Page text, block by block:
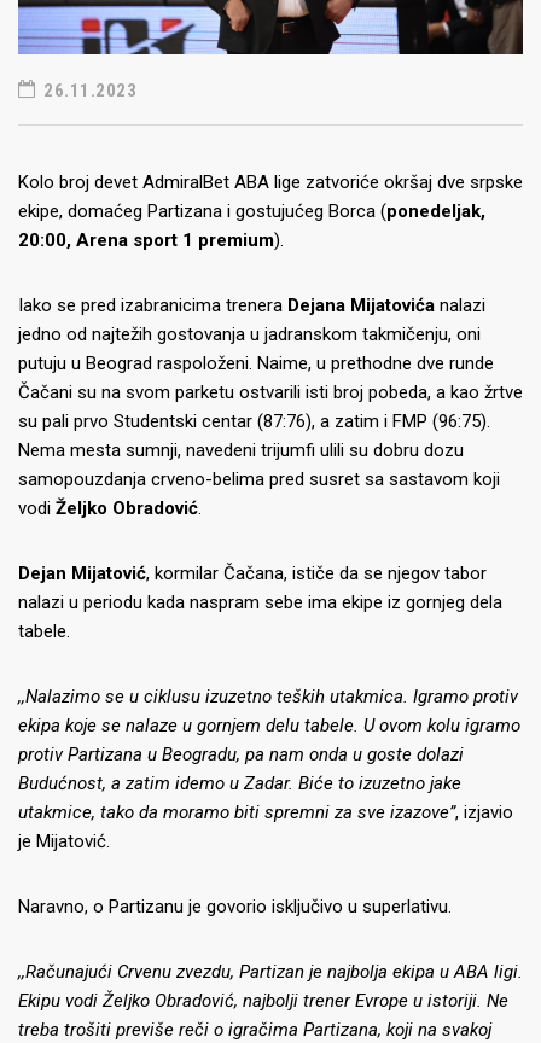
26.11.2023
Kolo broj devet AdmiralBet ABA lige zatvoriće okršaj dve srpske
ekipe, domaćeg Partizana i gostujućeg Borca (ponedeljak,
20:00, Arena sport 1 premium).
Iako se pred izabranicima trenera Dejana Mijatovića nalazi
jedno od najtežih gostovanja u jadranskom takmičenju, oni
putuju u Beograd raspoloženi. Naime, u prethodne dve runde
Čačani su na svom parketu ostvarili isti broj pobeda, a kao žrtve
su pali prvo Studentski centar (87:76), a zatim i FMP (96:75).
Nema mesta sumnji, navedeni trijumfi ulili su dobru dozu
samopouzdanja crveno-belima pred susret sa sastavom koji
vodi Željko Obradović.
Dejan Mijatović, kormilar Čačana, ističe da se njegov tabor
nalazi u periodu kada naspram sebe ima ekipe iz gornjeg dela
tabele.
,,Nalazimo se u ciklusu izuzetno teških utakmica. Igramo protiv
ekipa koje se nalaze u gornjem delu tabele. U ovom kolu igramo
protiv Partizana u Beogradu, pa nam onda u goste dolazi
Budućnost, a zatim idemo u Zadar. Biće to izuzetno jake
utakmice, tako da moramo biti spremni za sve izazove”, izjavio
je Mijatović.
Naravno, o Partizanu je govorio isključivo u superlativu.
,,Računajući Crvenu zvezdu, Partizan je najbolja ekipa u ABA ligi.
Ekipu vodi Željko Obradović, najbolji trener Evrope u istoriji. Ne
treba trošiti previše reči o igračima Partizana, koji na svakoj